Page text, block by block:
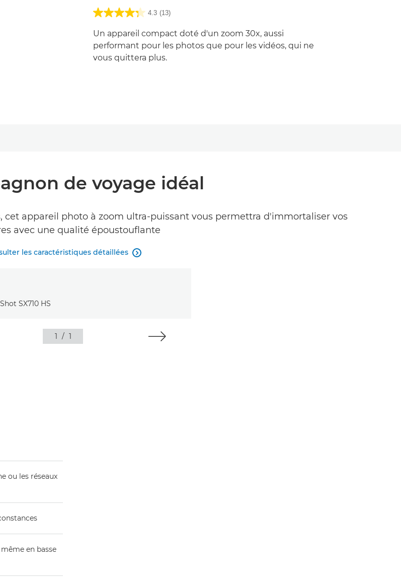
4.3 (13)
Un appareil compact doté d'un zoom 30x, aussi
performant pour les photos que pour les vidéos, qui ne
vous quittera plus.
de voyage idéal
cet appareil photo à zoom ultra-puissant vous permettra d'immortaliser vos
avec une qualité époustouflante
les caractéristiques détaillées 
1 / 1
ou les réseaux
en basse